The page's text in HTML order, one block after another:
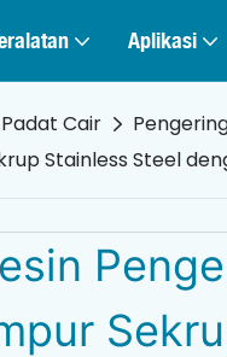
Aplikasi
Cair
Stainless Steel